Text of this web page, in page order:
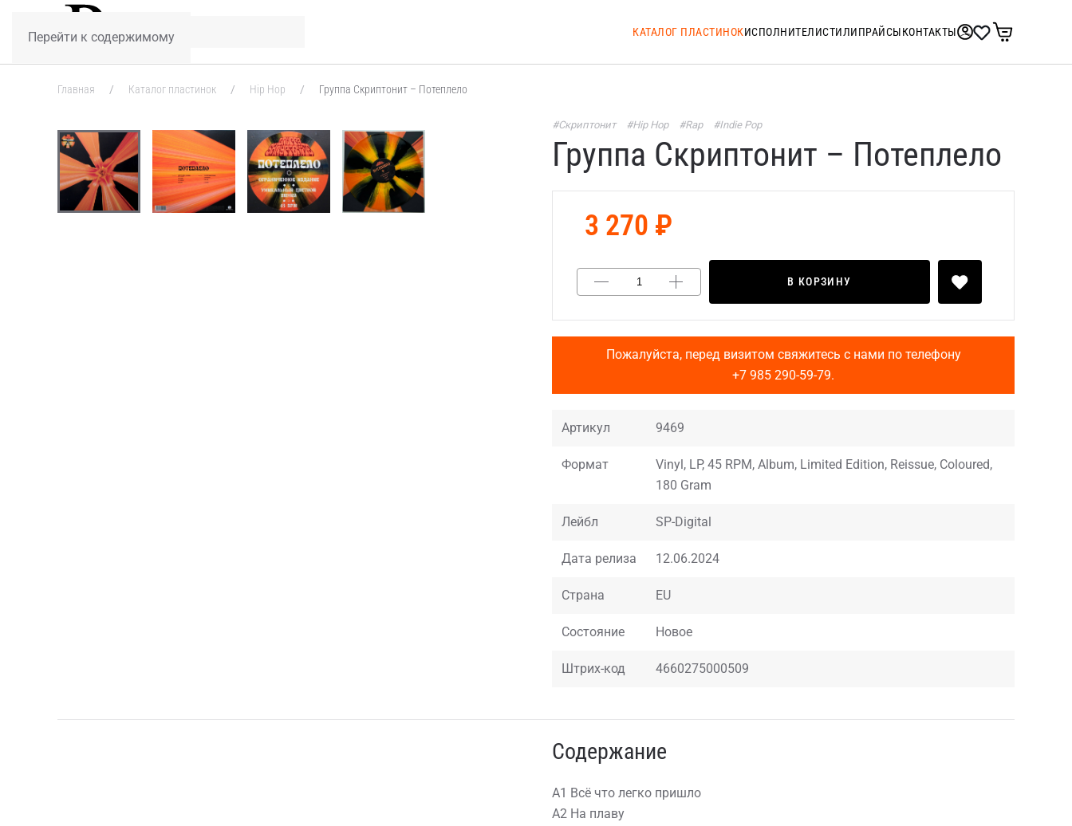
Перейти к содержимому КАТАЛОГ ПЛАСТИНОКИСПОЛНИТЕЛИСТИЛИПРАЙСЫКОНТАКТЫ
Главная Каталог пластинок Hip Hop Группа Скриптонит – Потеплело
#Скриптонит #Hip Hop #Rap #Indie Pop
Группа Скриптонит – Потеплело
3 270 ₽
В КОРЗИНУ
Пожалуйста, перед визитом свяжитесь с нами по телефону
+7 985 290-59-79.
Артикул 9469
Формат
Vinyl, LP, 45 RPM, Album, Limited Edition, Reissue, Coloured,
180 Gram
Лейбл SP-Digital
Дата релиза 12.06.2024
Страна EU
Состояние Новое
Штрих-код 4660275000509
Содержание
A1 Всё что легко пришло
A2 На плаву